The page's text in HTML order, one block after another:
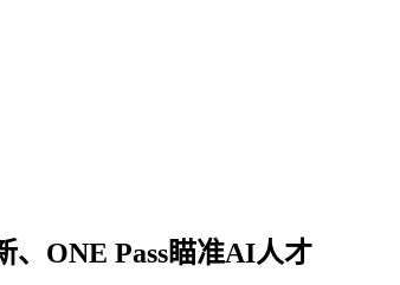
、ONE Pass瞄准AI人才